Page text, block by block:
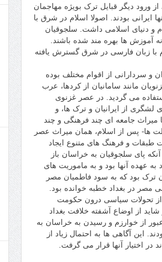
ورود دیگر قبایل ترک بویژه مهاجمان
بودند. اصولا اسلام در شرق با
و دنیای اسلامی داشت. سلجوقیان
آموزش ها بهره مند شده باشند.
با زبان فارسی در شرق گسترش یافته
و سردارانی از اقوام مختلف بوده
مانند سامانیان از کردها، عرب
می گردید. در عصر غزنوی
لشگری از ایرانیان و ترک ها، و
میراث جامعه ای چند فرهنگی و چند
ها- پس از اسلام، همان میراث عصر
طبقات و فرهنگ های متنوع ایجاد
پای سلجوقیان به خراسان باز
عهده آنها بود و به ماموریت های
ترک بود که به سود فاطمیان مصر
مصر در بغداد خطبه خوانده بود.
از تحولات سیاسی درون حکومت
از اوضاع آشفته خلافت بغداد
از خوارزم و رسیدن به خراسان به
این آگاهی ها به احتمال زیاد از
در اختیار آنها قرار می گرفت.